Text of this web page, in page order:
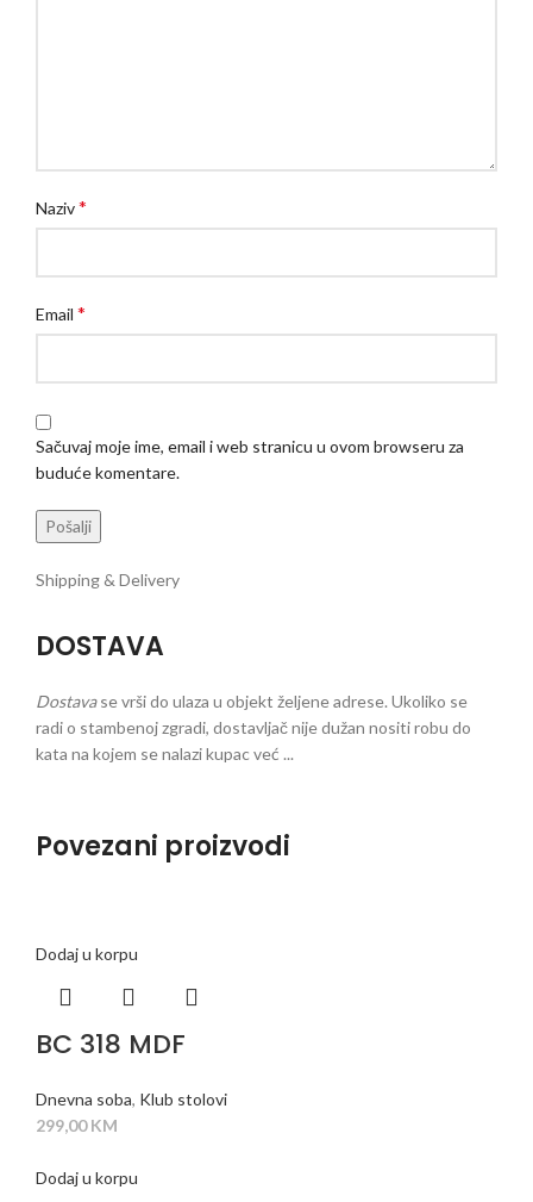
Naziv*
Email *
Sačuvaj moje ime, email i web stranicu u ovom browseru za
buduće komentare.
Shipping & Delivery
DOSTAVA
Dostavase vrši do ulaza u objekt željene adrese. Ukoliko se
radi o stambenoj zgradi, dostavljač nije dužan nositi robu do
kata na kojem se nalazi kupac već ...
Povezani proizvodi
Dodaj u korpu
BC 318 MDF
Dnevna soba, Klub stolovi
299,00KM
Dodaj u korpu